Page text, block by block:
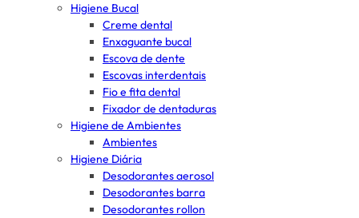
Higiene Bucal
Creme dental
Enxaguante bucal
Escova de dente
Escovas interdentais
Fio e fita dental
Fixador de dentaduras
Higiene de Ambientes
Ambientes
Higiene Diária
Desodorantes aerosol
Desodorantes barra
Desodorantes rollon